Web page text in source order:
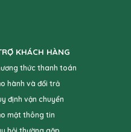
KHÁCH HÀNG
thức thanh toán
hành và đổi trả
định vận chuyển
mật thông tin